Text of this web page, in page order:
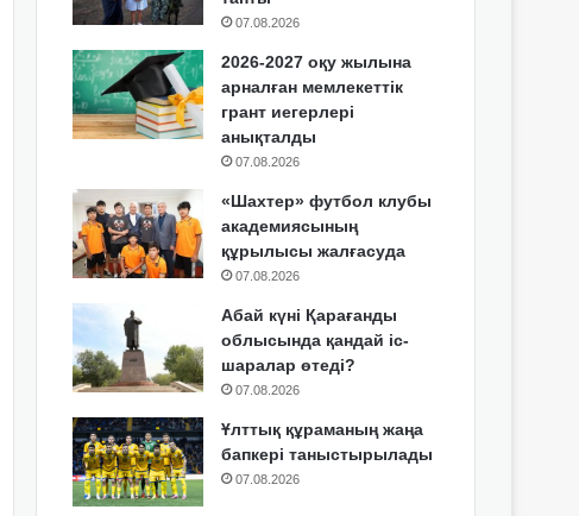
07.08.2026
2026-2027 оқу жылына
арналған мемлекеттік
грант иегерлері
анықталды
07.08.2026
«Шахтер» футбол клубы
академиясының
құрылысы жалғасуда
07.08.2026
Абай күні Қарағанды
облысында қандай іс-
шаралар өтеді?
07.08.2026
Ұлттық құраманың жаңа
бапкері таныстырылады
07.08.2026